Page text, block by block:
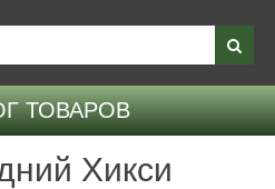
ТОВАРОВ
Хикси